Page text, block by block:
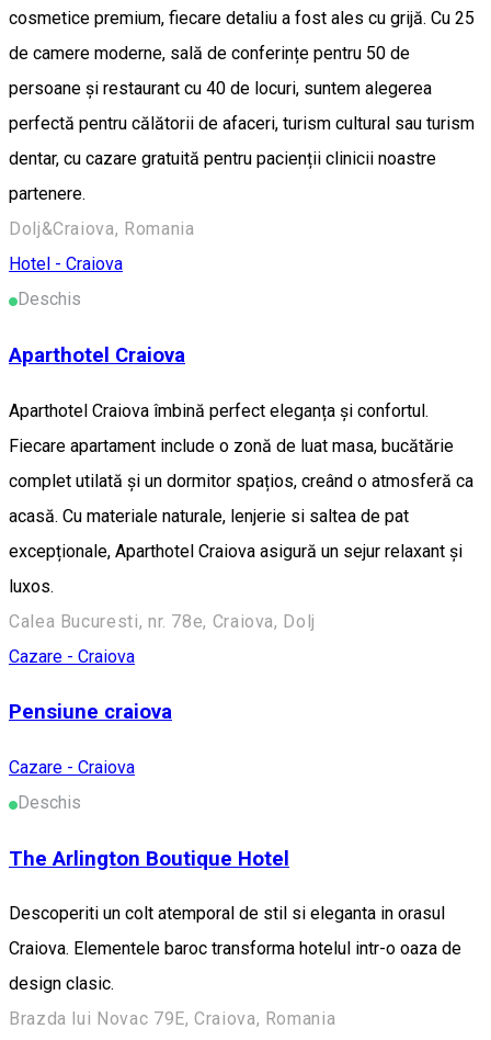
cosmetice premium, fiecare detaliu a fost ales cu grijă. Cu 25
de camere moderne, sală de conferințe pentru 50 de
persoane și restaurant cu 40 de locuri, suntem alegerea
perfectă pentru călătorii de afaceri, turism cultural sau turism
dentar, cu cazare gratuită pentru pacienții clinicii noastre
partenere.
Dolj&Craiova, Romania
Hotel - Craiova
Deschis
Aparthotel Craiova
Aparthotel Craiova îmbină perfect eleganța și confortul.
Fiecare apartament include o zonă de luat masa, bucătărie
complet utilată și un dormitor spațios, creând o atmosferă ca
acasă. Cu materiale naturale, lenjerie si saltea de pat
excepționale, Aparthotel Craiova asigură un sejur relaxant și
luxos.
Calea Bucuresti, nr. 78e, Craiova, Dolj
Cazare - Craiova
Pensiune craiova
Cazare - Craiova
Deschis
The Arlington Boutique Hotel
Descoperiti un colt atemporal de stil si eleganta in orasul
Craiova. Elementele baroc transforma hotelul intr-o oaza de
design clasic.
Brazda lui Novac 79E, Craiova, Romania